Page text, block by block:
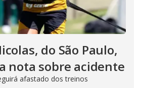
do São Paulo,
nota sobre acidente
afastado dos treinos